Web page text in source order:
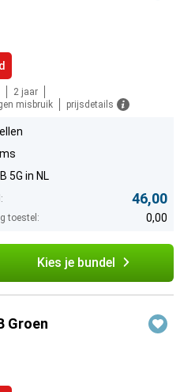
2 jaar
misbruik
prijsdetails
5G in NL
46,00
toestel: 0,00
Kies je bundel
Groen